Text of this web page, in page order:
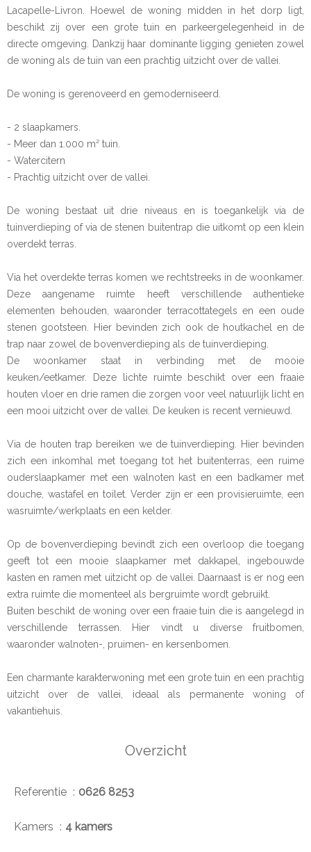
Lacapelle-Livron. Hoewel de woning midden in het dorp ligt,
beschikt zij over een grote tuin en parkeergelegenheid in de
directe omgeving. Dankzij haar dominante ligging genieten zowel
de woning als de tuin van een prachtig uitzicht over de vallei.
De woning is gerenoveerd en gemoderniseerd.
- 2 slaapkamers.
- Meer dan 1.000 m² tuin.
- Watercitern
- Prachtig uitzicht over de vallei.
De woning bestaat uit drie niveaus en is toegankelijk via de
tuinverdieping of via de stenen buitentrap die uitkomt op een klein
overdekt terras.
Via het overdekte terras komen we rechtstreeks in de woonkamer.
Deze aangename ruimte heeft verschillende authentieke
elementen behouden, waaronder terracottategels en een oude
stenen gootsteen. Hier bevinden zich ook de houtkachel en de
trap naar zowel de bovenverdieping als de tuinverdieping.
De woonkamer staat in verbinding met de mooie
keuken/eetkamer. Deze lichte ruimte beschikt over een fraaie
houten vloer en drie ramen die zorgen voor veel natuurlijk licht en
een mooi uitzicht over de vallei. De keuken is recent vernieuwd.
Via de houten trap bereiken we de tuinverdieping. Hier bevinden
zich een inkomhal met toegang tot het buitenterras, een ruime
ouderslaapkamer met een walnoten kast en een badkamer met
douche, wastafel en toilet. Verder zijn er een provisieruimte, een
wasruimte/werkplaats en een kelder.
Op de bovenverdieping bevindt zich een overloop die toegang
geeft tot een mooie slaapkamer met dakkapel, ingebouwde
kasten en ramen met uitzicht op de vallei. Daarnaast is er nog een
extra ruimte die momenteel als bergruimte wordt gebruikt.
Buiten beschikt de woning over een fraaie tuin die is aangelegd in
verschillende terrassen. Hier vindt u diverse fruitbomen,
waaronder walnoten-, pruimen- en kersenbomen.
Een charmante karakterwoning met een grote tuin en een prachtig
uitzicht over de vallei, ideaal als permanente woning of
vakantiehuis.
Overzicht
Referentie 0626 8253
Kamers 4 kamers